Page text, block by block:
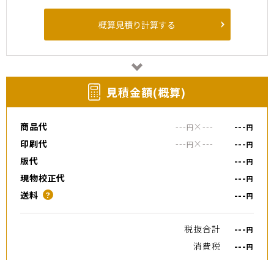
概算見積り計算する
⾒積⾦額(概算)
商品代 ---円×--- ---円
印刷代 ---円×--- ---円
版代 ---円
現物校正代 ---円
送料 ？ ---円
税抜合計 ---円
消費税 ---円